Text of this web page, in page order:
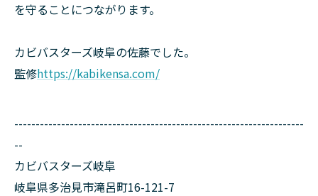
を守ることにつながります。
カビバスターズ岐阜の佐藤でした。
監修https://kabikensa.com/
--------------------------------------------------------------------
--
カビバスターズ岐阜
岐阜県多治見市滝呂町16-121-7